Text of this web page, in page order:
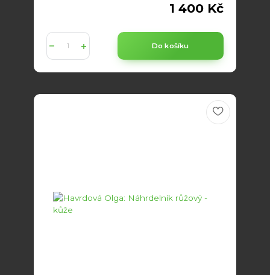
1 400 Kč
Do košíku